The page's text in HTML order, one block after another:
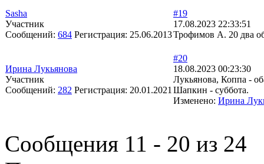
Sasha
Участник
Сообщений: 684 Регистрация: 25.06.2013
#19
17.08.2023 22:33:51
Трофимов А. 20 два
Ирина Лукьянова
Участник
Сообщений: 282 Регистрация: 20.01.2021
#20
18.08.2023 00:23:30
Лукьянова, Коппа -
Шапкин - суббота.
Изменено: Ирина
Сообщения 11 - 20 из 24